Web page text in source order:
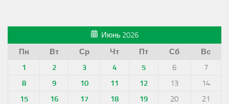
Июнь 2026
Пн
Вт Ср Чт Пт Сб
Вс
1
2 3 4 5 6
7
8
9 10 11 12 13
14
15
16 17 18 19 20
21